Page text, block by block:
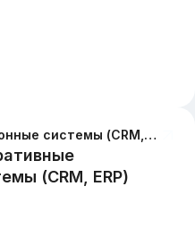
Корпоративные информационные системы (CRM, ERP)